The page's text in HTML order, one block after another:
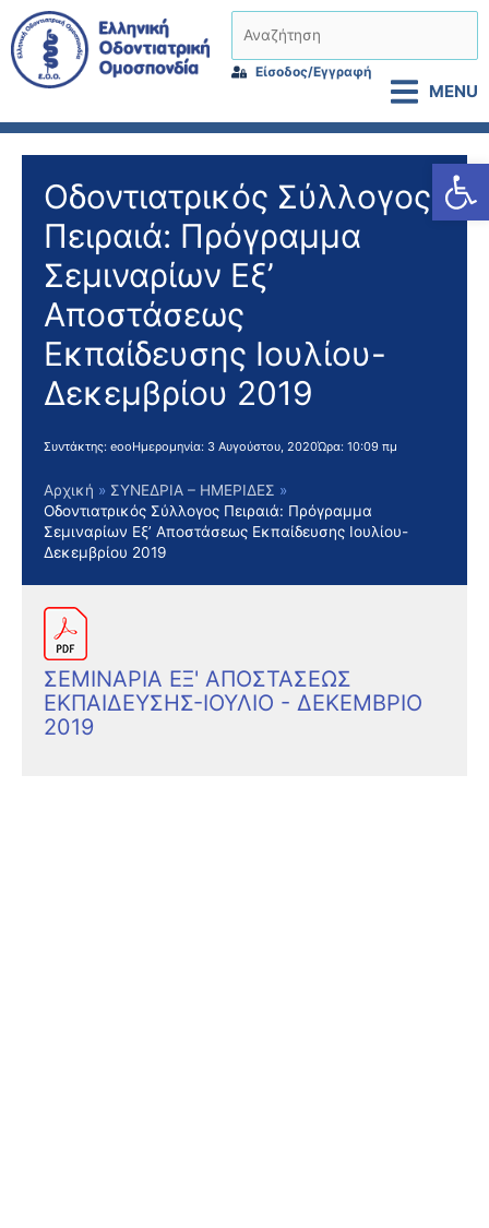
Μετάβαση
στο
περιεχόμενο
Είσοδος/Εγγραφή
MENU
Οδοντιατρικός Σύλλογος
Πειραιά: Πρόγραμμα
Σεμιναρίων Εξ’
Αποστάσεως
Εκπαίδευσης Ιουλίου-
Δεκεμβρίου 2019
Συντάκτης: eooΗμερομηνία: 3 Αυγούστου, 2020Ώρα: 10:09 πμ
Αρχική
ΣΥΝΕΔΡΙΑ – ΗΜΕΡΙΔΕΣ
Οδοντιατρικός Σύλλογος Πειραιά: Πρόγραμμα
Σεμιναρίων Εξ’ Αποστάσεως Εκπαίδευσης Ιουλίου-
Δεκεμβρίου 2019
ΣΕΜΙΝΑΡΙΑ ΕΞ' ΑΠΟΣΤΑΣΕΩΣ
ΕΚΠΑΙΔΕΥΣΗΣ-ΙΟΥΛΙΟ - ΔΕΚΕΜΒΡΙΟ
2019